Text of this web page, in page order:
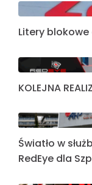
Litery
KOLEJNA
Światło w
RedEye dla